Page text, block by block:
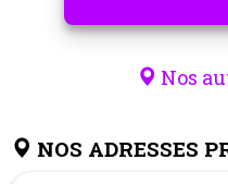
Nos
NOS ADRESSES